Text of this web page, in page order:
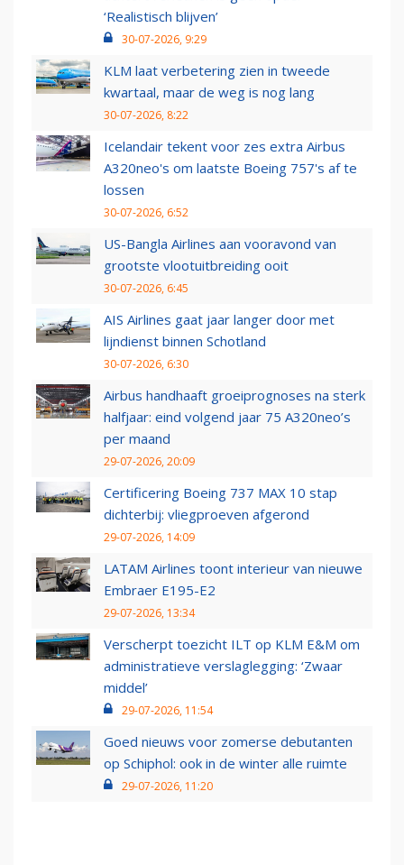
‘Realistisch blijven’
30-07-2026, 9:29
KLM laat verbetering zien in tweede
kwartaal, maar de weg is nog lang
30-07-2026, 8:22
Icelandair tekent voor zes extra Airbus
A320neo's om laatste Boeing 757's af te
lossen
30-07-2026, 6:52
US-Bangla Airlines aan vooravond van
grootste vlootuitbreiding ooit
30-07-2026, 6:45
AIS Airlines gaat jaar langer door met
lijndienst binnen Schotland
30-07-2026, 6:30
Airbus handhaaft groeiprognoses na sterk
halfjaar: eind volgend jaar 75 A320neo’s
per maand
29-07-2026, 20:09
Certificering Boeing 737 MAX 10 stap
dichterbij: vliegproeven afgerond
29-07-2026, 14:09
LATAM Airlines toont interieur van nieuwe
Embraer E195-E2
29-07-2026, 13:34
Verscherpt toezicht ILT op KLM E&M om
administratieve verslaglegging: ‘Zwaar
middel’
29-07-2026, 11:54
Goed nieuws voor zomerse debutanten
op Schiphol: ook in de winter alle ruimte
29-07-2026, 11:20